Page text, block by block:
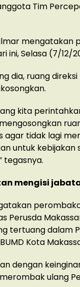
Tim
mengatakan
ini, Selasa (7/12/
dia, ruang direksi
kita
agar tidak lagi
untuk kebijakan
tegasnya.
mengisi
Perusda
tertuang dalam
Kota
dengan
ulang